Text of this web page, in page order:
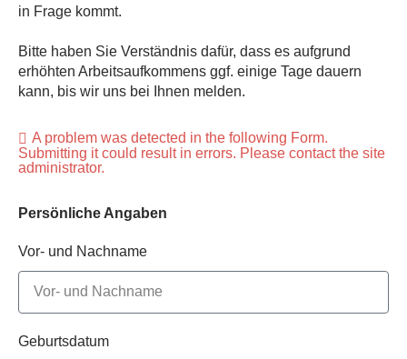
in Frage kommt.
Bitte haben Sie Verständnis dafür, dass es aufgrund
erhöhten Arbeitsaufkommens ggf. einige Tage dauern
kann, bis wir uns bei Ihnen melden.
A problem was detected in the following Form.
Submitting it could result in errors. Please contact the site
administrator.
Persönliche Angaben
Vor- und Nachname
Geburtsdatum